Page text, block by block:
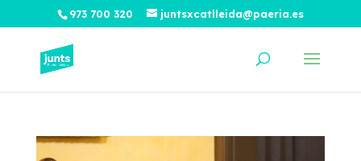
973 700 320 juntsxcatlleida@paeria.es